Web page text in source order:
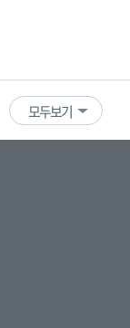
어린이·청소년
모두보기